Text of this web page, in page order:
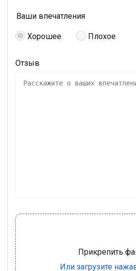
Ваши впечатления
Хорошее Плохое
Отзыв